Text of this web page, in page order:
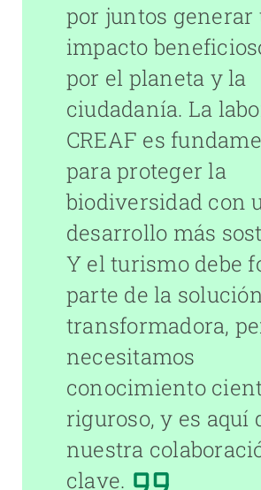
por juntos generar
impacto
por el planeta y la
ciudadanía. La
CREAF es
para proteger la
biodiversidad con
desarrollo más
Y el turismo debe
parte de la
transformadora,
necesitamos
conocimiento
riguroso, y es aquí
nuestra
clave.